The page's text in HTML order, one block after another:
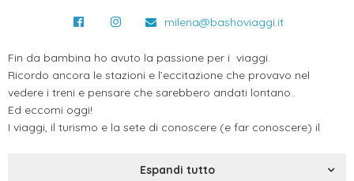
milena@bashoviaggi.it
Fin da bambina ho avuto la passione per i viaggi.
Ricordo ancora le stazioni e l’eccitazione che provavo nel
vedere i treni e pensare che sarebbero andati lontano..
Ed eccomi oggi!
I viaggi, il turismo e la sete di conoscere (e far conoscere) il
l’amore per la natura, gli animali, l’ambiente..
Espandi tutto